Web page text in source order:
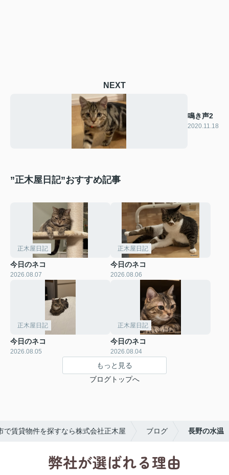
NEXT
鳴き声2
2020.11.18
”正木屋日記”おすすめ記事
正木屋日記
今日のネコ
2026.08.07
正木屋日記
今日のネコ
2026.08.06
正木屋日記
今日のネコ
2026.08.05
正木屋日記
今日のネコ
2026.08.04
もっと見る
ブログトップへ
で賃貸物件を探すなら株式会社正木屋 ブログ 長野の水温
弊社が選ばれる理由